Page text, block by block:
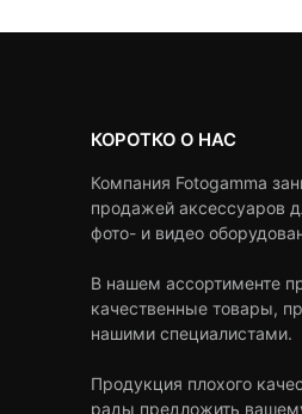
КОРОТКО О НАС
Компания Fotogamma
продажей аксессуаров
фото- и видео
В нашем ассортименте
качественные товары,
нашими специалистами.
Продукция плохого
рады предложить